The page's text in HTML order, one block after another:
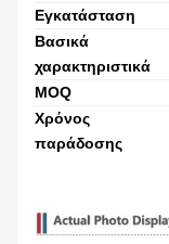
Εγκατάσταση
Βασικά
χαρακτηριστικά
MOQ
Χρόνος
παράδοσης